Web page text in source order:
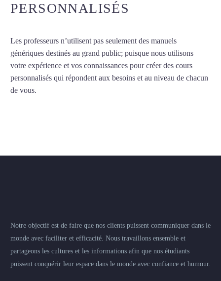
PERSONNALISÉS
Les professeurs n’utilisent pas seulement des manuels
génériques destinés au grand public; puisque nous utilisons
votre expérience et vos connaissances pour créer des cours
personnalisés qui répondent aux besoins et au niveau de chacun
de vous.
Notre objectif est de faire que nos clients puissent communiquer dans le
monde avec faciliter et efficacité. Nous travaillons ensemble et
partageons les cultures et les informations afin que nos étudiants
puissent conquérir leur espace dans le monde avec confiance et humour.